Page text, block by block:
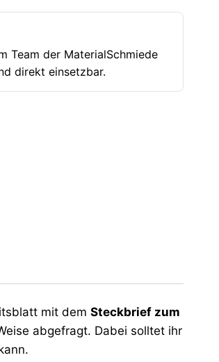
Team der MaterialSchmiede
direkt einsetzbar.
mit dem Steckbrief zum
abgefragt. Dabei solltet ihr